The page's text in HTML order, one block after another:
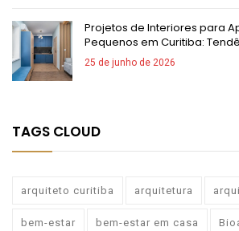
Projetos de Interiores para
Pequenos em Curitiba:
25 de junho de 2026
TAGS CLOUD
arquiteto curitiba arquitetura
bem-estar bem-estar em casa